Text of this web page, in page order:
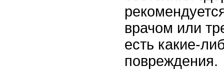
врачом или
есть какие-
повреждения.